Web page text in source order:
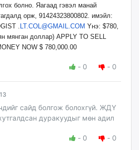
болно. Яагаад гэвэл манай
орж, 91424323800802. имэйл:
.
LT.COL@GMAIL.COM Yнэ: $780,
мянган доллар) APPLY TO SELL
NOW $ 780,000.00
- 0 - 0
сайд болгож болохгүй. ЖДҮ
дуракуудыг мөн адил
- 0 - 0